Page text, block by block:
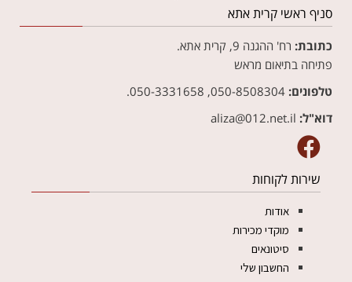
סניף ראשי קרית אתא
כתובת: רח' ההגנה 9, קרית אתא.
פתיחה בתיאום מראש
טלפונים:
דוא"ל:
שירות לקוחות
אודות
מוקדי מכירות
סיטונאים
החשבון שלי